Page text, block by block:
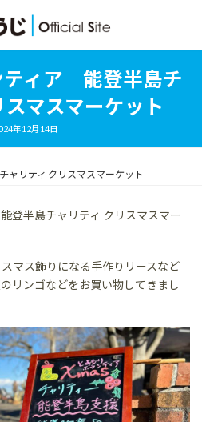
ティア 能登半島チ
マスマーケット
年12月14日
リティ クリスマスマーケット
登半島チャリティ クリスマスマー
マス飾りになる手作りリースなど
リンゴなどをお買い物してきまし